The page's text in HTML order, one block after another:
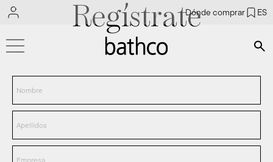
Dónde comprar ES
Regístrate